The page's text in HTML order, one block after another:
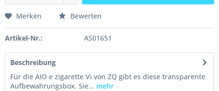
Merken Bewerten
Artikel-Nr.: AS01651
Beschreibung
Für die AIO e zigarette Vi von ZQ gibt es diese transparente
Aufbewahrungsbox. Sie... mehr